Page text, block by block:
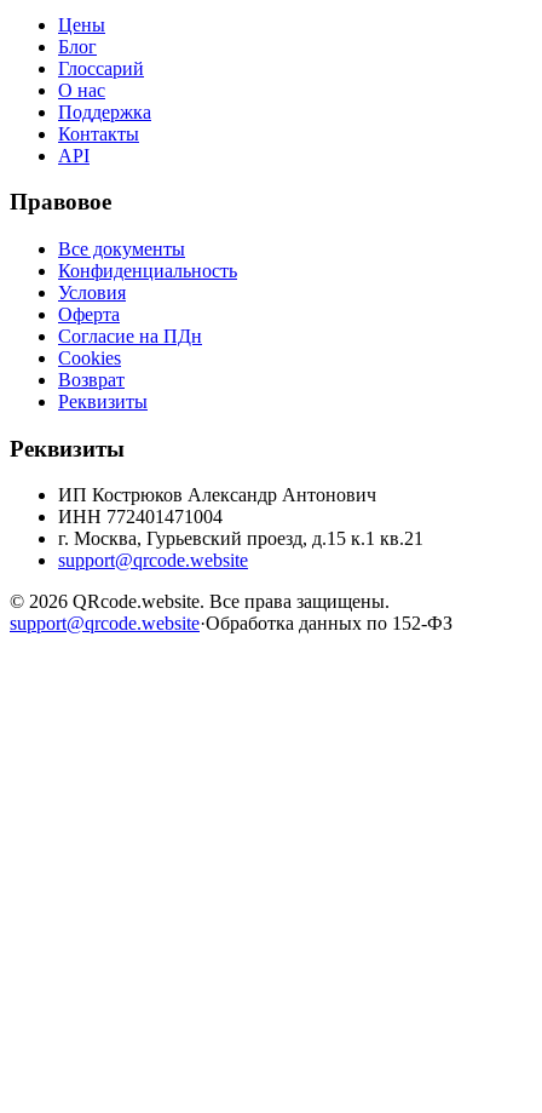
Цены
Блог
Глоссарий
О нас
Поддержка
Контакты
API
Правовое
Все документы
Конфиденциальность
Условия
Оферта
Согласие на ПДн
Cookies
Возврат
Реквизиты
Реквизиты
ИП Кострюков Александр Антонович
ИНН 772401471004
г. Москва, Гурьевский проезд, д.15 к.1 кв.21
support@qrcode.website
© 2026 QRcode.website. Все права защищены.
support@qrcode.website·Обработка данных по 152-ФЗ